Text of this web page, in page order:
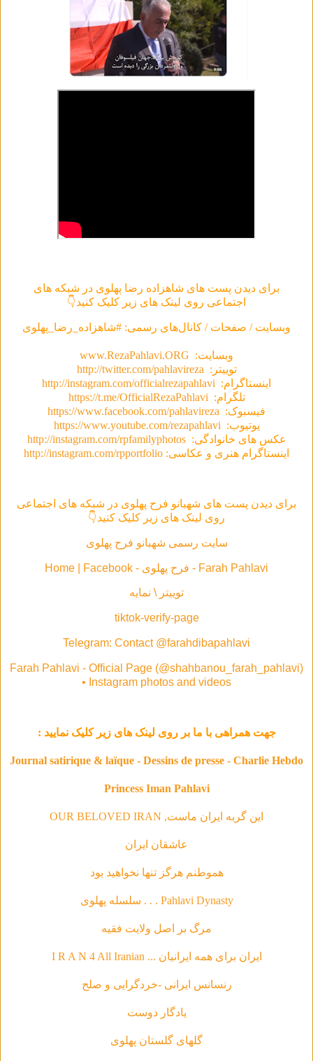
برای دیدن پست های شاهزاده رضا پهلوی در شبکه های
اجتماعی روی لینک های زیر کلیک کنید👇
وبسایت / صفحات / کانال‌های رسمی: #شاهزاده_رضا_پهلوی
وبسایت: www.RezaPahlavi.ORG
توییتر: http://twitter.com/pahlavireza
اینستاگرام: http://instagram.com/officialrezapahlavi
تلگرام: https://t.me/OfficialRezaPahlavi
فیسبوک: https://www.facebook.com/pahlavireza
یوتیوب: https://www.youtube.com/rezapahlavi
عکس های خانوادگی:http://instagram.com/rpfamilyphotos
اینستاگرام هنری و عکاسی: http://instagram.com/rpportfolio
برای دیدن پست های شهبانو فرح پهلوی در شبکه های اجتماعی
روی لینک های زیر کلیک کنید👇
سایت رسمی شهبانو فرح پهلوی
Farah Pahlavi - فرح پهلوی - Home | Facebook
توییتر \ نمایه
tiktok-verify-page
Telegram: Contact @farahdibapahlavi
Farah Pahlavi - Official Page (@shahbanou_farah_pahlavi)
• Instagram photos and videos
جهت همراهی با ما بر روی لینک های زیر کلیک نمایید :
Journal satirique & laïque - Dessins de presse - Charlie Hebdo
Princess Iman Pahlavi
این گربه ایران ماست, OUR BELOVED IRAN
عاشقان ایران
هموطنم هرگز تنها نخواهید بود
Pahlavi Dynasty . . . سلسله‌ پهلوی
مرگ بر اصل ولایت فقیه
ایران برای همه ایرانیان ... I R A N 4 All Iranian
رنسانس ایرانی -خردگرایی و صلح
يادگار دوست
گلهاى گلستان پهلوى